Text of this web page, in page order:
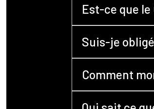
Est-ce que
Suis-je
Comment